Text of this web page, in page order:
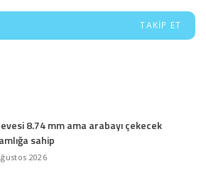
TAKIP ET
8.74 mm ama arabayı çekecek
sahip
2026